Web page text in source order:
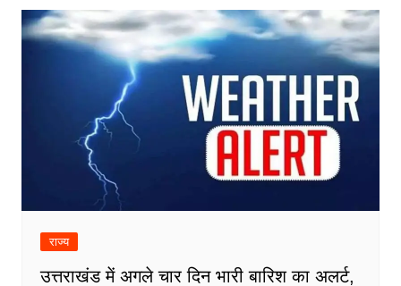
राज्य
उत्तराखंड में अगले चार दिन भारी बारिश का अलर्ट,